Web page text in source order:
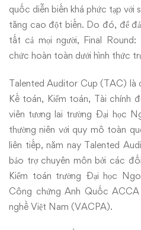
quốc diễn biến khá phức tạp
tăng cao đột biến. Do đó, để
tất cả mọi người, Final
chức hoàn toàn dưới hình thức
Talented Auditor Cup (TAC) là
Kế toán, Kiểm toán, Tài chính
viên tương lai trường Đại học
thường niên với quy mô toàn
liên tiếp, năm nay Talented
bảo trợ chuyên môn bởi các
Kiểm toán trường Đại học
Công chứng Anh Quốc
nghề Việt Nam (VACPA).